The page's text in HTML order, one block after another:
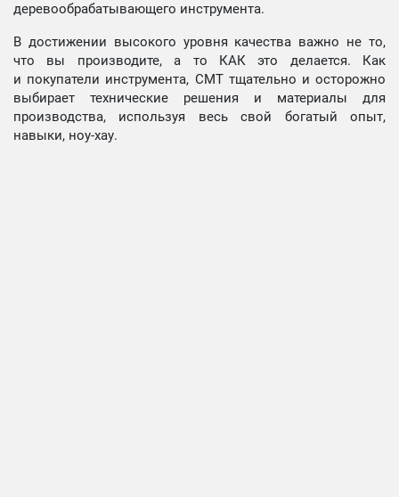
деревообрабатывающего инструмента.
В достижении высокого уровня качества важно не то,
что вы производите, а то КАК это делается. Как
и покупатели инструмента, СМТ тщательно и осторожно
выбирает технические решения и материалы для
производства, используя весь свой богатый опыт,
навыки, ноу-хау.